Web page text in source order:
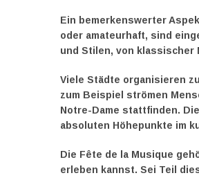
Ein bemerkenswerter
oder amateurhaft, sind
und Stilen, von
Viele Städte organisieren
zum Beispiel strömen
Notre-Dame stattfinden.
absoluten Höhepunkte im
Die Fête de la Musique
erleben kannst. Sei Teil